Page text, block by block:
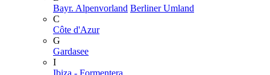
Bayr. Alpenvorland Berliner Umland
C
Côte d'Azur
G
Gardasee
I
Ibiza - Formentera